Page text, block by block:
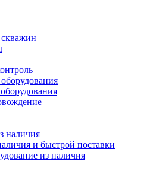
и быстрой поставки